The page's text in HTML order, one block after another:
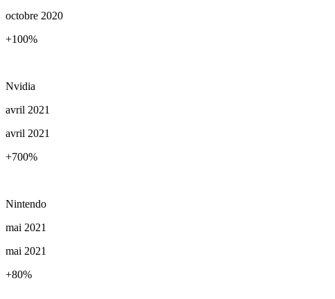
octobre 2020
+100%
Nvidia
avril 2021
avril 2021
+700%
Nintendo
mai 2021
mai 2021
+80%